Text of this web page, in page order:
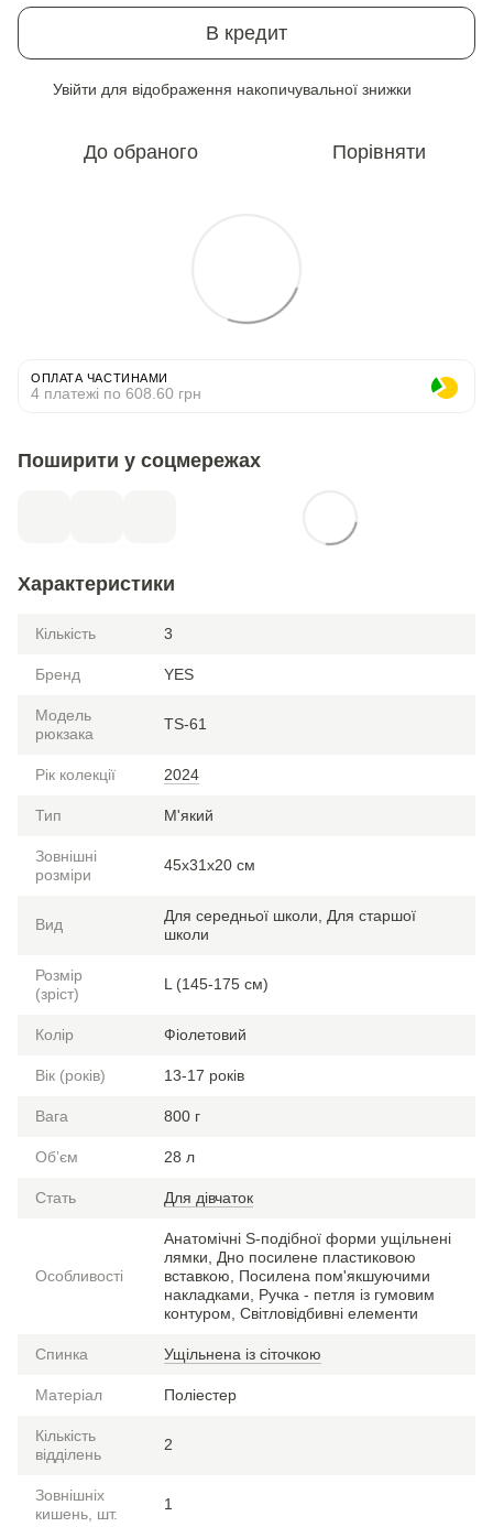
В кредит
Увійти для відображення накопичувальної знижки
До обраного Порівняти
ОПЛАТА ЧАСТИНАМИ
4 платежі по 608.60 грн
Поширити у соцмережах
Характеристики
Кількість 3
Бренд YES
Модель
рюкзака
TS-61
Рік колекції 2024
Тип М'який
Зовнішні
розміри
45x31x20 см
Вид
Для середньої школи, Для старшої
школи
Розмір
(зріст)
L (145-175 см)
Колір Фіолетовий
Вік (років) 13-17 років
Вага 800 г
Обʼєм 28 л
Стать Для дівчаток
Особливості
Анатомічні S-подібної форми ущільнені
лямки, Дно посилене пластиковою
вставкою, Посилена пом'якшуючими
накладками, Ручка - петля із гумовим
контуром, Світловідбивні елементи
Спинка Ущільнена із сіточкою
Матеріал Поліестер
Кількість
відділень
2
Зовнішніх
кишень, шт.
1